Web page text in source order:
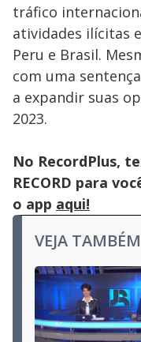
tráfico
atividades ilícitas
Peru e Brasil.
com uma
a expandir suas
2023.
No RecordPlus,
RECORD para
o app aqui!
VEJA TAMBÉM